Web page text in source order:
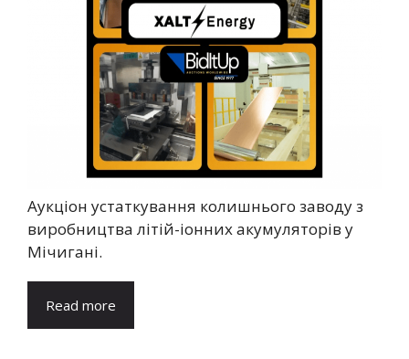
Аукціон устаткування колишнього заводу з
виробництва літій-іонних акумуляторів у
Мічигані.
Read more